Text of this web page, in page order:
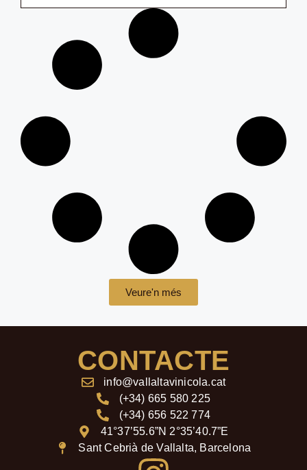
Veure'n més
CONTACTE
info@vallaltavinicola.cat
(+34) 665 580 225
(+34) 656 522 774
41°37’55.6”N 2°35’40.7”E
Sant Cebrià de Vallalta, Barcelona